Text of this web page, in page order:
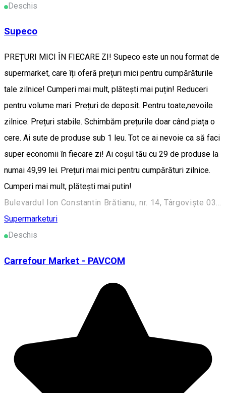
Deschis
Supeco
PREȚURI MICI ÎN FIECARE ZI! Supeco este un nou format de
supermarket, care îți oferă prețuri mici pentru cumpărăturile
tale zilnice! Cumperi mai mult, plătești mai puțin! Reduceri
pentru volume mari. Prețuri de deposit. Pentru toate,nevoile
zilnice. Prețuri stabile. Schimbăm prețurile doar când piața o
cere. Ai sute de produse sub 1 leu. Tot ce ai nevoie ca să faci
super economii în fiecare zi! Ai coșul tău cu 29 de produse la
numai 49,99 lei. Prețuri mai mici pentru cumpărături zilnice.
Cumperi mai mult, plătești mai putin!
Bulevardul Ion Constantin Brătianu, nr. 14, Târgoviște 038975, România
Supermarketuri
Deschis
Carrefour Market - PAVCOM